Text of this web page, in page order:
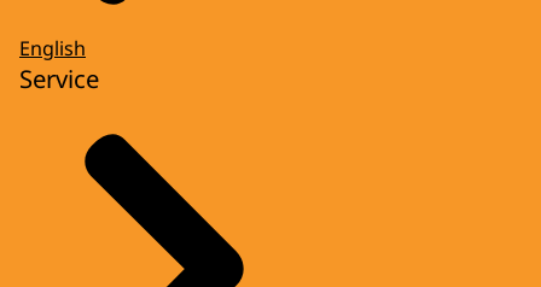
English
Service